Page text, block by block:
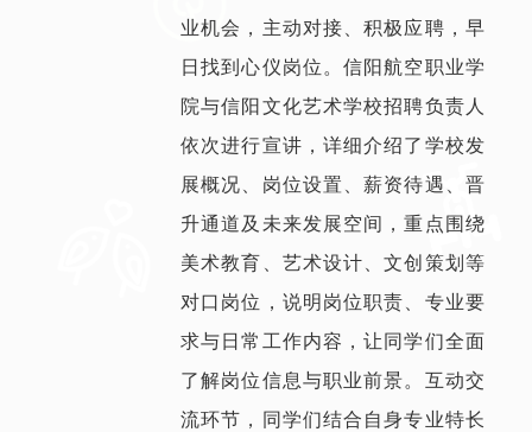
业机会，主动对接、积极应聘，早
日找到心仪岗位。信阳航空职业学
院与信阳文化艺术学校招聘负责人
依次进行宣讲，详细介绍了学校发
展概况、岗位设置、薪资待遇、晋
升通道及未来发展空间，重点围绕
美术教育、艺术设计、文创策划等
对口岗位，说明岗位职责、专业要
求与日常工作内容，让同学们全面
了解岗位信息与职业前景。互动交
流环节，同学们结合自身专业特长